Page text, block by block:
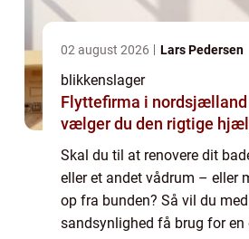
02 august 2026 Lars Pedersen
blikkenslager
Flyttefirma i nordsjælland sådan
vælger du den rigtige
Skal du til at renovere dit
eller et andet vådrum – eller
op fra bunden? Så vil du
sandsynlighed få brug for en